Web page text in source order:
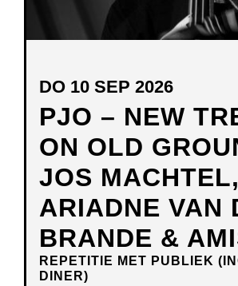
PJO – NEW
ON OLD
JOS MACHTEL,
ARIADNE VAN
BRANDE &
REPETITIE MET PUBLIEK
DINER)
DO 10 SEP 2026